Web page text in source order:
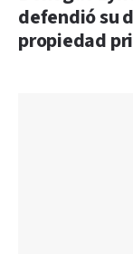
defendió su
propiedad